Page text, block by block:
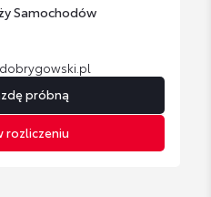
Samochodów
próbną
rozliczeniu